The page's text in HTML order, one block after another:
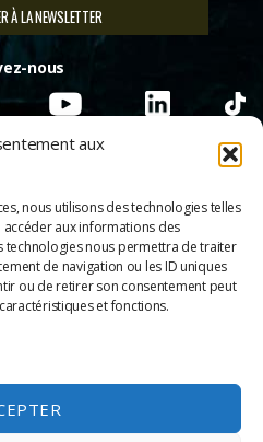
aux
nous utilisons des technologies telles
aux informations des
technologies nous permettra de traiter
de navigation ou les ID uniques
ou de retirer son consentement peut
et fonctions.
À LA NEWSLETTER
nous
& Cinés